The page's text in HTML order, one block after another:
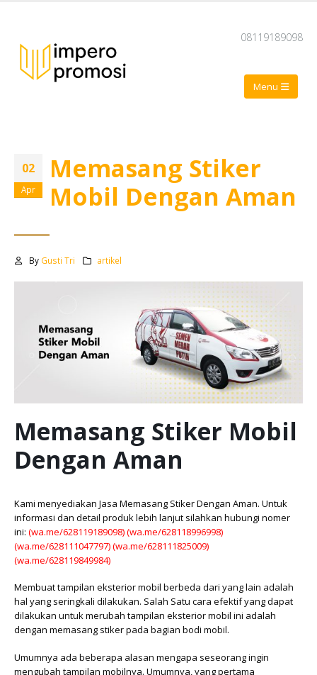
08119189098
02
Apr
Memasang Stiker
Mobil Dengan Aman
By Gusti Tri artikel
Memasang Stiker Mobil
Dengan Aman
Kami menyediakan Jasa Memasang Stiker Dengan Aman. Untuk
informasi dan detail produk lebih lanjut silahkan hubungi nomer
ini: (wa.me/628119189098)(wa.me/628118996998)
(wa.me/628111047797)(wa.me/628111825009)
(wa.me/628119849984)
Membuat tampilan eksterior mobil berbeda dari yang lain adalah
hal yang seringkali dilakukan. Salah Satu cara efektif yang dapat
dilakukan untuk merubah tampilan eksterior mobil ini adalah
dengan memasang stiker pada bagian bodi mobil.
Umumnya ada beberapa alasan mengapa seseorang ingin
mengubah tampilan mobilnya. Umumnya, yang pertama